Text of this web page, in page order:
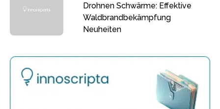
Drohnen Schwärme: Effektive
Waldbrandbekämpfung
Neuheiten